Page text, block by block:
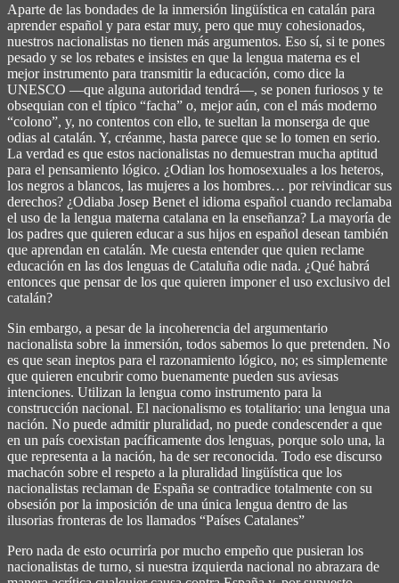
Aparte de las bondades de la inmersión lingüística en catalán para
aprender español y para estar muy, pero que muy cohesionados,
nuestros nacionalistas no tienen más argumentos. Eso sí, si te pones
pesado y se los rebates e insistes en que la lengua materna es el
mejor instrumento para transmitir la educación, como dice la
UNESCO ―que alguna autoridad tendrá―, se ponen furiosos y te
obsequian con el típico “facha” o, mejor aún, con el más moderno
“colono”, y, no contentos con ello, te sueltan la monserga de que
odias al catalán. Y, créanme, hasta parece que se lo tomen en serio.
La verdad es que estos nacionalistas no demuestran mucha aptitud
para el pensamiento lógico. ¿Odian los homosexuales a los heteros,
los negros a blancos, las mujeres a los hombres… por reivindicar sus
derechos? ¿Odiaba Josep Benet el idioma español cuando reclamaba
el uso de la lengua materna catalana en la enseñanza? La mayoría de
los padres que quieren educar a sus hijos en español desean también
que aprendan en catalán. Me cuesta entender que quien reclame
educación en las dos lenguas de Cataluña odie nada. ¿Qué habrá
entonces que pensar de los que quieren imponer el uso exclusivo del
catalán?
Sin embargo, a pesar de la incoherencia del argumentario
nacionalista sobre la inmersión, todos sabemos lo que pretenden. No
es que sean ineptos para el razonamiento lógico, no; es simplemente
que quieren encubrir como buenamente pueden sus aviesas
intenciones. Utilizan la lengua como instrumento para la
construcción nacional. El nacionalismo es totalitario: una lengua una
nación. No puede admitir pluralidad, no puede condescender a que
en un país coexistan pacíficamente dos lenguas, porque solo una, la
que representa a la nación, ha de ser reconocida. Todo ese discurso
machacón sobre el respeto a la pluralidad lingüística que los
nacionalistas reclaman de España se contradice totalmente con su
obsesión por la imposición de una única lengua dentro de las
ilusorias fronteras de los llamados “Países Catalanes”
Pero nada de esto ocurriría por mucho empeño que pusieran los
nacionalistas de turno, si nuestra izquierda nacional no abrazara de